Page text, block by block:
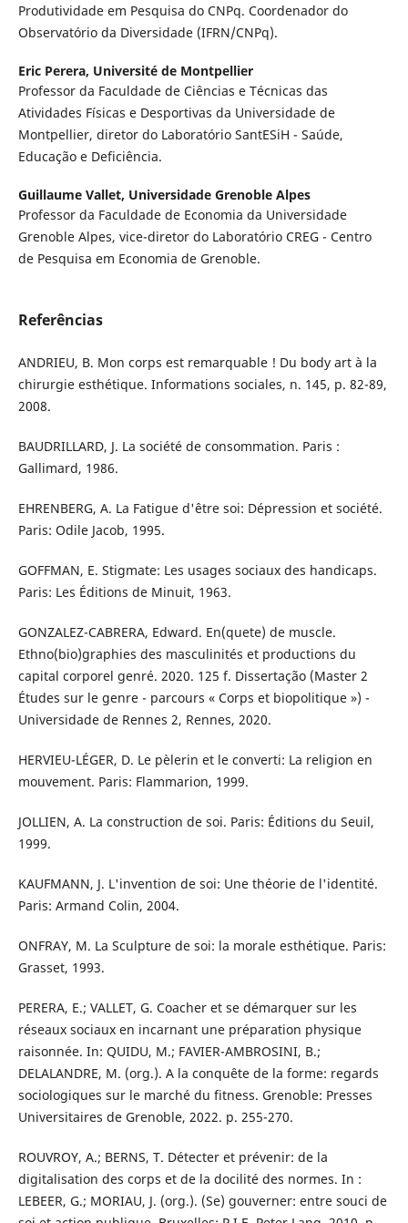
Produtividade em Pesquisa do CNPq. Coordenador do
Observatório da Diversidade (IFRN/CNPq).
Eric Perera, Université de Montpellier
Professor da Faculdade de Ciências e Técnicas das
Atividades Físicas e Desportivas da Universidade de
Montpellier, diretor do Laboratório SantESiH - Saúde,
Educação e Deficiência.
Guillaume Vallet, Universidade Grenoble Alpes
Professor da Faculdade de Economia da Universidade
Grenoble Alpes, vice-diretor do Laboratório CREG - Centro
de Pesquisa em Economia de Grenoble.
Referências
ANDRIEU, B. Mon corps est remarquable ! Du body art à la
chirurgie esthétique. Informations sociales, n. 145, p. 82-89,
2008.
BAUDRILLARD, J. La société de consommation. Paris :
Gallimard, 1986.
EHRENBERG, A. La Fatigue d'être soi: Dépression et société.
Paris: Odile Jacob, 1995.
GOFFMAN, E. Stigmate: Les usages sociaux des handicaps.
Paris: Les Éditions de Minuit, 1963.
GONZALEZ-CABRERA, Edward. En(quete) de muscle.
Ethno(bio)graphies des masculinités et productions du
capital corporel genré. 2020. 125 f. Dissertação (Master 2
Études sur le genre - parcours « Corps et biopolitique ») -
Universidade de Rennes 2, Rennes, 2020.
HERVIEU-LÉGER, D. Le pèlerin et le converti: La religion en
mouvement. Paris: Flammarion, 1999.
JOLLIEN, A. La construction de soi. Paris: Éditions du Seuil,
1999.
KAUFMANN, J. L'invention de soi: Une théorie de l'identité.
Paris: Armand Colin, 2004.
ONFRAY, M. La Sculpture de soi: la morale esthétique. Paris:
Grasset, 1993.
PERERA, E.; VALLET, G. Coacher et se démarquer sur les
réseaux sociaux en incarnant une préparation physique
raisonnée. In: QUIDU, M.; FAVIER-AMBROSINI, B.;
DELALANDRE, M. (org.). A la conquête de la forme: regards
sociologiques sur le marché du fitness. Grenoble: Presses
Universitaires de Grenoble, 2022. p. 255-270.
ROUVROY, A.; BERNS, T. Détecter et prévenir: de la
digitalisation des corps et de la docilité des normes. In :
LEBEER, G.; MORIAU, J. (org.). (Se) gouverner: entre souci de